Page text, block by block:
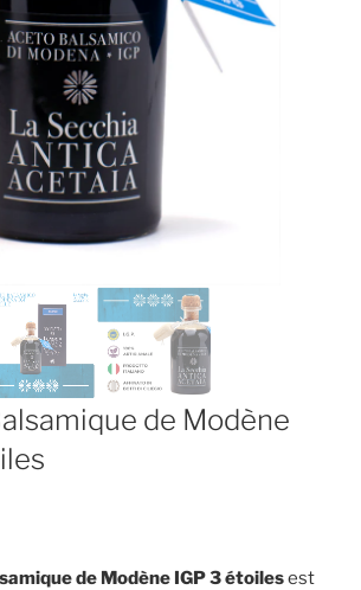
de Modène
de Modène IGP 3 étoilesest